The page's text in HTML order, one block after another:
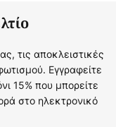
τις αποκλειστικές
Εγγραφείτε
15% που μπορείτε
στο ηλεκτρονικό